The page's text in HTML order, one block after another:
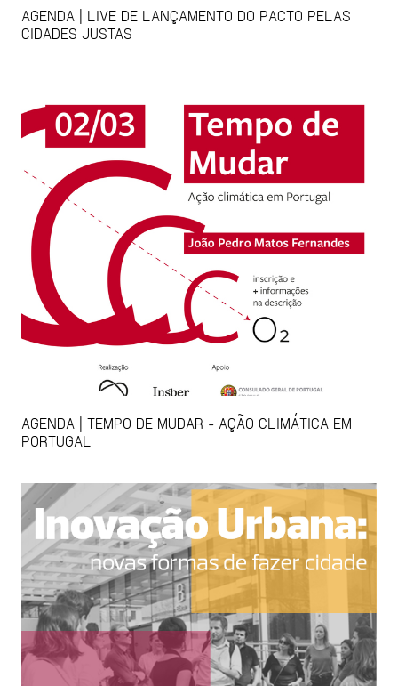
AGENDA | LIVE DE LANÇAMENTO DO PACTO PELAS
CIDADES JUSTAS
AGENDA | TEMPO DE MUDAR - AÇÃO CLIMÁTICA EM
PORTUGAL